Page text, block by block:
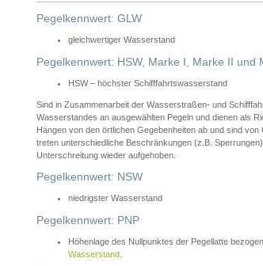
Pegelkennwert: GLW
gleichwertiger Wasserstand
Pegelkennwert: HSW, Marke I, Marke II und
HSW – höchster Schifffahrtswasserstand
Sind in Zusammenarbeit der Wasserstraßen- und
Wasserstandes an ausgewählten Pegeln und dienen als
Hängen von den örtlichen Gegebenheiten ab und sind
treten unterschiedliche Beschränkungen (z.B.
Unterschreitung wieder aufgehoben.
Pegelkennwert: NSW
niedrigster Wasserstand
Pegelkennwert: PNP
Höhenlage des Nullpunktes der Pegellatte
Wasserstand